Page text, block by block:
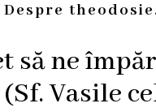
Despre
să ne
Vasile